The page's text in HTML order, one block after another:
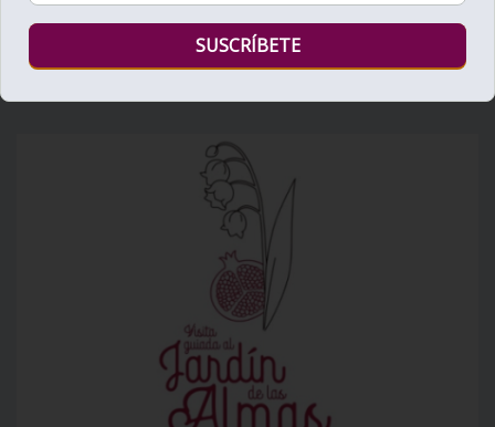
Ver videos de Lectura de la Torá